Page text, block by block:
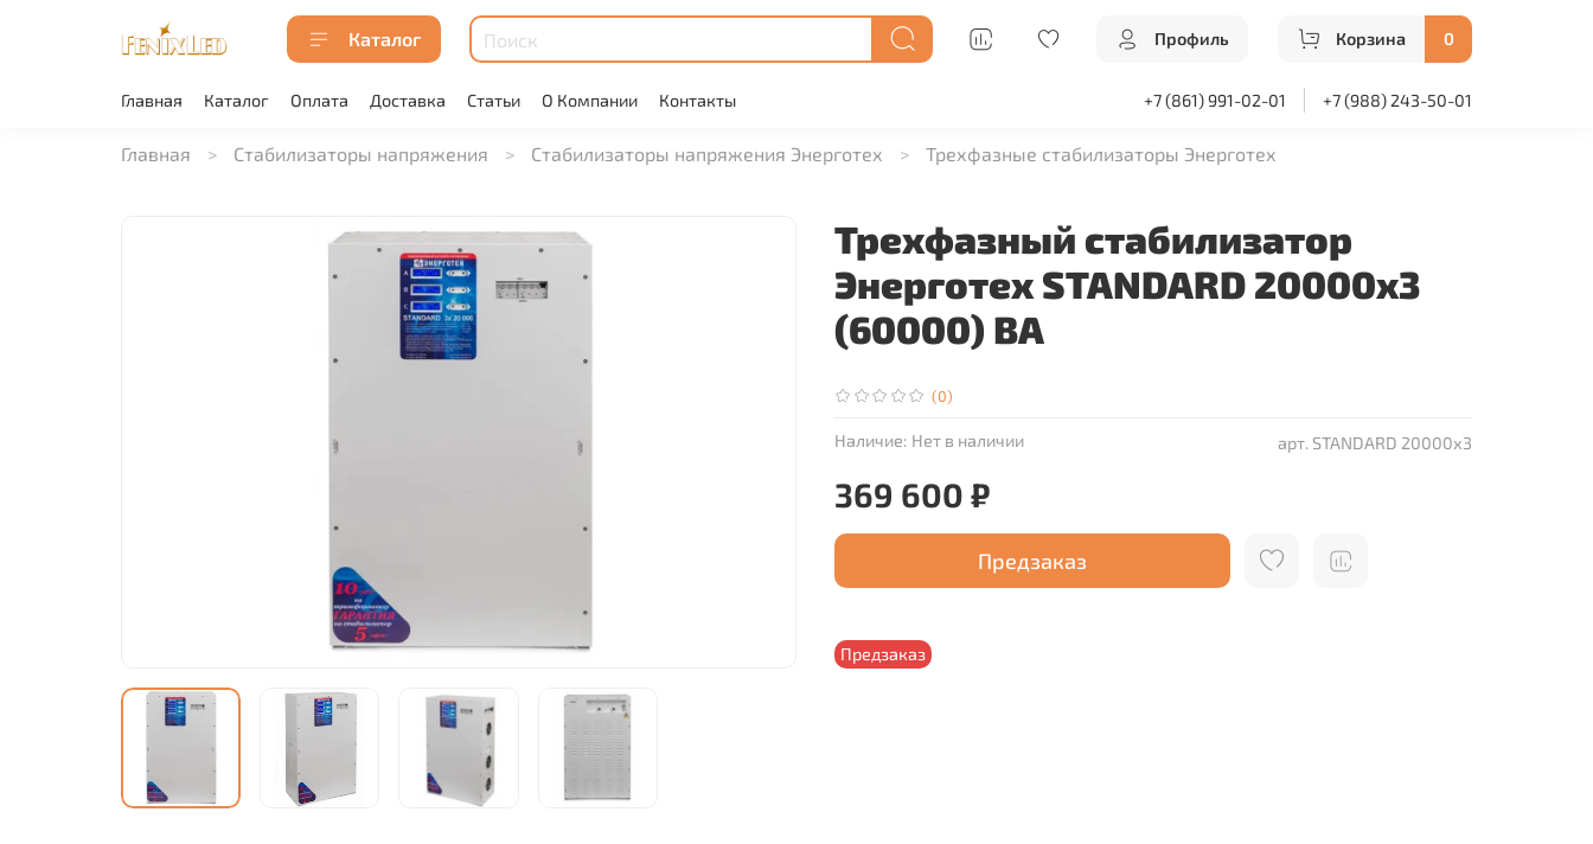
Каталог Профиль Корзина 0
Главная Каталог Оплата Доставка Статьи О Компании Контакты +7 (861) 991-02-01 +7 (988) 243-50-01
Главная Стабилизаторы напряжения Стабилизаторы напряжения Энерготех Трехфазные стабилизаторы Энерготех
(0)
арт. STANDARD 20000х3
Наличие: Нет в наличии
Предзаказ
Трехфазный стабилизатор
Энерготех STANDARD 20000х3
(60000) ВА
369 600 ₽
Предзаказ